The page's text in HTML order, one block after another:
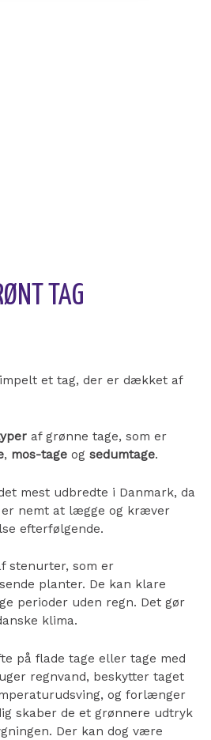
TAG
et tag, der er dækket af
af grønne tage, som er
, mos-tage og sedumtage.
mest udbredte i Danmark, da
nemt at lægge og kræver
efterfølgende.
stenurter, som er
planter. De kan klare
perioder uden regn. Det gør
klima.
på flade tage eller tage med
regnvand, beskytter taget
og forlænger
skaber de et grønnere udtryk
Der kan dog være